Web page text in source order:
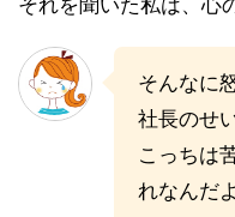
そんなに
社長のせ
こっちは
れなんだ